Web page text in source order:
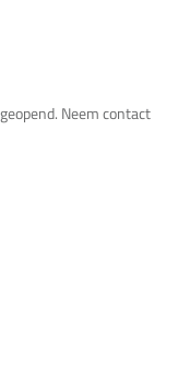
Neem contact